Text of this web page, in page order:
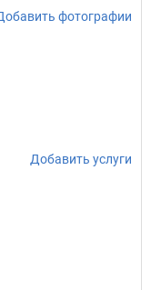
фотографии
Добавить услуги